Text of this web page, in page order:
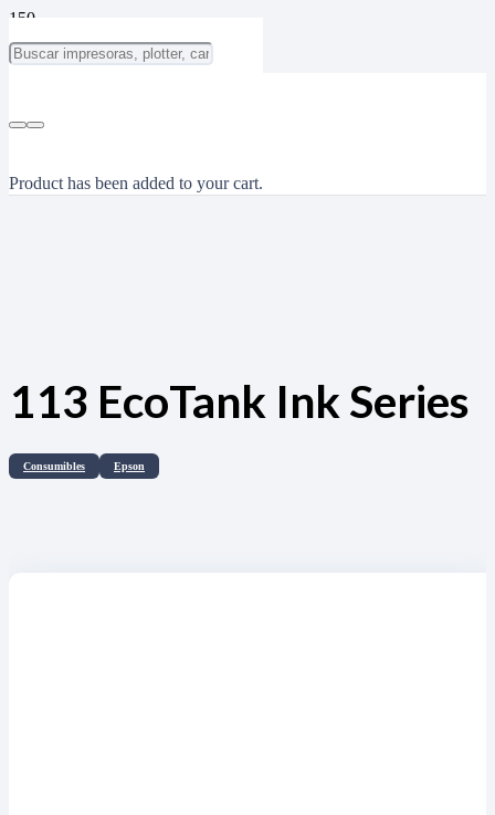
Product has been added to your cart.
113 EcoTank Ink Series
Consumibles Epson